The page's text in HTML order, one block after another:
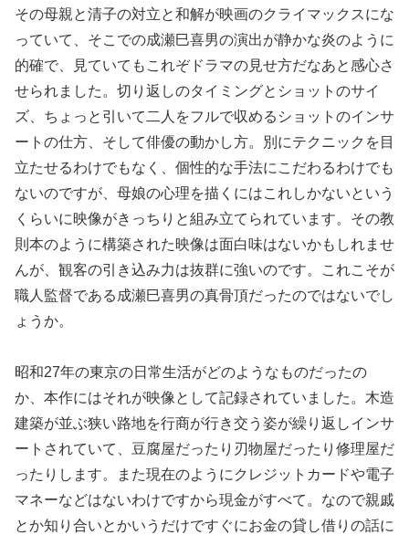
その母親と清子の対立と和解が映画のクライマックスにな
っていて、そこでの成瀬巳喜男の演出が静かな炎のように
的確で、見ていてもこれぞドラマの見せ方だなあと感心さ
せられました。切り返しのタイミングとショットのサイ
ズ、ちょっと引いて二人をフルで収めるショットのインサ
ートの仕方、そして俳優の動かし方。別にテクニックを目
立たせるわけでもなく、個性的な手法にこだわるわけでも
ないのですが、母娘の心理を描くにはこれしかないという
くらいに映像がきっちりと組み立てられています。その教
則本のように構築された映像は面白味はないかもしれませ
んが、観客の引き込み力は抜群に強いのです。これこそが
職人監督である成瀬巳喜男の真骨頂だったのではないでし
ょうか。
昭和27年の東京の日常生活がどのようなものだったの
か、本作にはそれが映像として記録されていました。木造
建築が並ぶ狭い路地を行商が行き交う姿が繰り返しインサ
ートされていて、豆腐屋だったり刃物屋だったり修理屋だ
ったりします。また現在のようにクレジットカードや電子
マネーなどはないわけですから現金がすべて。なので親戚
とか知り合いとかいうだけですぐにお金の貸し借りの話に